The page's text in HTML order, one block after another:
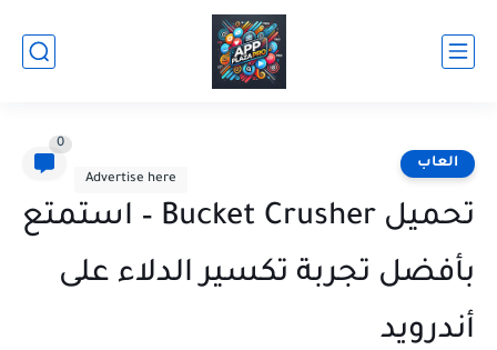
العاب
0
تحميل Bucket Crusher – استمتع
بأفضل تجربة تكسير الدلاء على
أندرويد
Advertise here